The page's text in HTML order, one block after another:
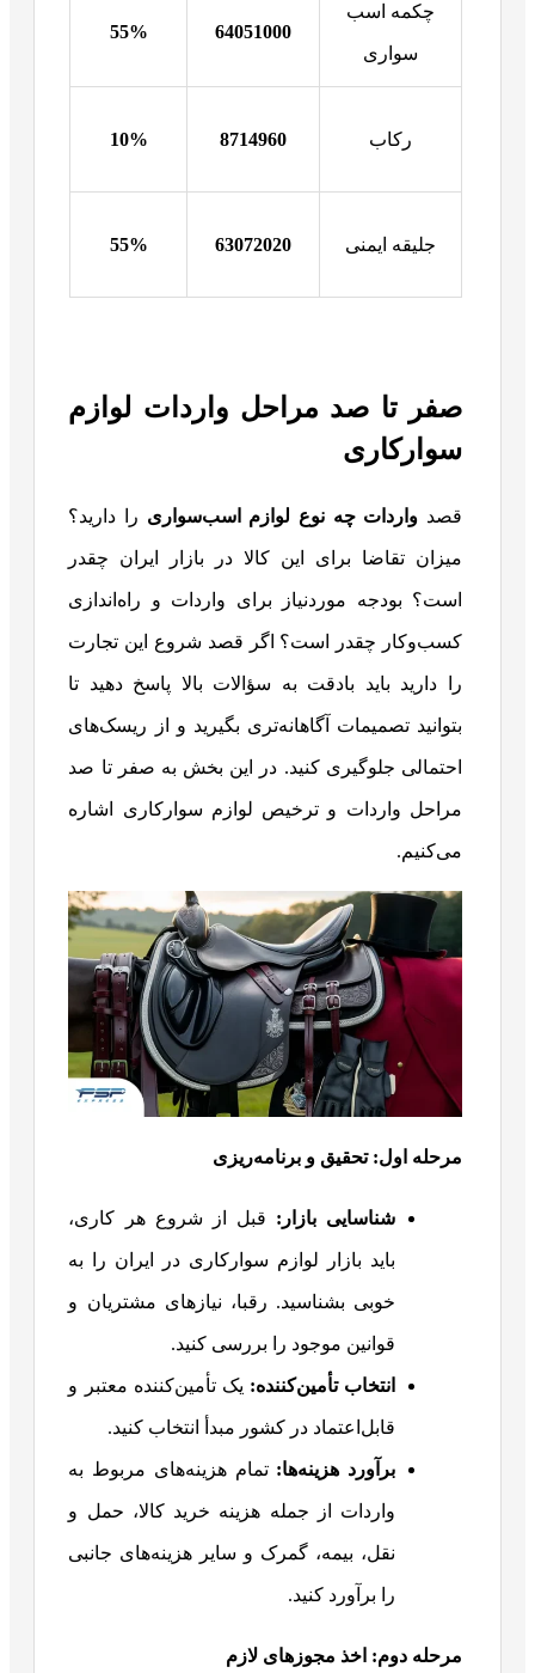
چکمه اسب
سواری
64051000
55%
رکاب 8714960
10%
جلیقه ایمنی 63072020
55%
صفر تا صد مراحل واردات لوازم
سوارکاری
قصد واردات چه نوع لوازم اسب‌سواری را دارید؟
میزان تقاضا برای این کالا در بازار ایران چقدر
است؟ بودجه موردنیاز برای واردات و راه‌اندازی
کسب‌وکار چقدر است؟ اگر قصد شروع این تجارت
را دارید باید بادقت به سؤالات بالا پاسخ دهید تا
بتوانید تصمیمات آگاهانه‌تری بگیرید و از ریسک‌های
احتمالی جلوگیری کنید. در این بخش به صفر تا صد
مراحل واردات و ترخیص لوازم سوارکاری اشاره
می‌کنیم.
مرحله اول: تحقیق و برنامه‌ریزی
شناسایی بازار: قبل از شروع هر کاری،
باید بازار لوازم سوارکاری در ایران را به
خوبی بشناسید. رقبا، نیازهای مشتریان و
قوانین موجود را بررسی کنید.
انتخاب تأمین‌کننده: یک تأمین‌کننده معتبر و
قابل‌اعتماد در کشور مبدأ انتخاب کنید.
برآورد هزینه‌ها: تمام هزینه‌های مربوط به
واردات از جمله هزینه خرید کالا، حمل و
نقل، بیمه، گمرک و سایر هزینه‌های جانبی
را برآورد کنید.
مرحله دوم: اخذ مجوزهای لازم